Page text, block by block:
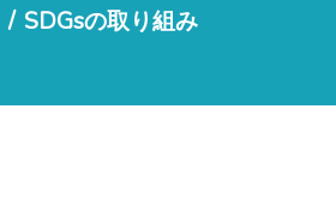
/ SDGsの取り組み